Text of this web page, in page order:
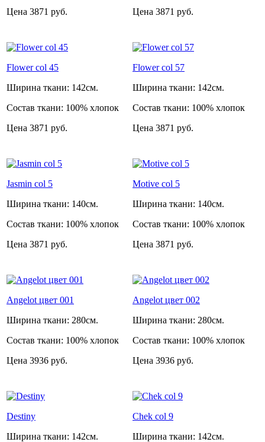
Цена 3871 руб.
Цена 3871 руб.
Flower col 45
Ширина ткани: 142см.
Состав ткани: 100% хлопок
Цена 3871 руб.
Flower col 57
Ширина ткани: 142см.
Состав ткани: 100% хлопок
Цена 3871 руб.
Jasmin col 5
Ширина ткани: 140см.
Состав ткани: 100% хлопок
Цена 3871 руб.
Motive col 5
Ширина ткани: 140см.
Состав ткани: 100% хлопок
Цена 3871 руб.
Angelot цвет 001
Ширина ткани: 280см.
Состав ткани: 100% хлопок
Цена 3936 руб.
Angelot цвет 002
Ширина ткани: 280см.
Состав ткани: 100% хлопок
Цена 3936 руб.
Destiny
Ширина ткани: 142см.
Chek col 9
Ширина ткани: 142см.